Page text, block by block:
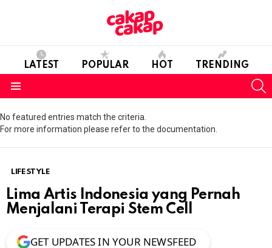
LATEST POPULAR HOT TRENDING
No featured entries match the criteria.
For more information please refer to the documentation.
LIFESTYLE
Lima Artis Indonesia yang Pernah
Menjalani Terapi Stem Cell
GET UPDATES IN YOUR NEWSFEED